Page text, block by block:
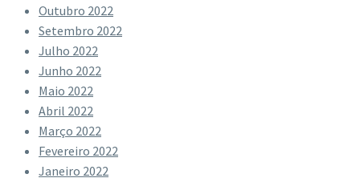
Outubro 2022
Setembro 2022
Julho 2022
Junho 2022
Maio 2022
Abril 2022
Março 2022
Fevereiro 2022
Janeiro 2022